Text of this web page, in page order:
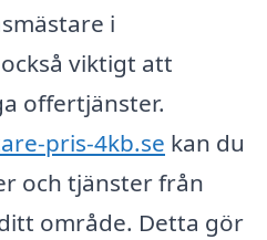
i
viktigt att
offertjänster.
pris-4kb.se kan du
och tjänster från
område. Detta gör